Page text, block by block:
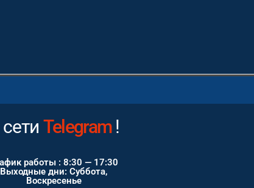
Instagram!
работы : 8:30 — 17:30
Выходные дни: Суббота,
Воскресенье